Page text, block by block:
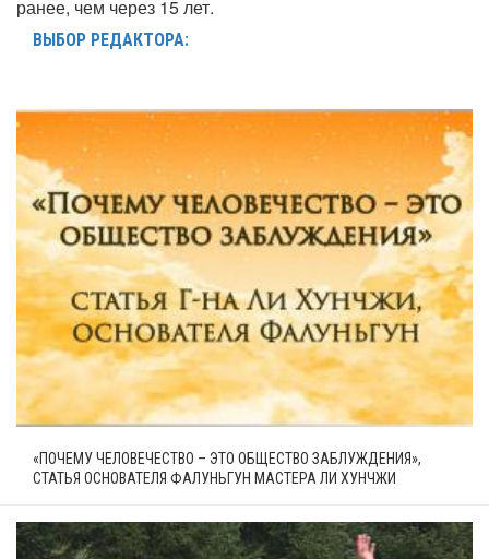
ранее, чем через 15 лет.
ВЫБОР РЕДАКТОРА:
«ПОЧЕМУ ЧЕЛОВЕЧЕСТВО – ЭТО ОБЩЕСТВО ЗАБЛУЖДЕНИЯ»,
СТАТЬЯ ОСНОВАТЕЛЯ ФАЛУНЬГУН МАСТЕРА ЛИ ХУНЧЖИ